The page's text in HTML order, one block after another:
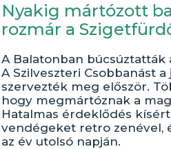
Nyakig mártózott
rozmár a
A Balatonban búcsúztatták
A Szilveszteri Csobbanást
szervezték meg először.
hogy megmártóznak a
Hatalmas érdeklődés
vendégeket retro zenével,
az év utolsó napján.